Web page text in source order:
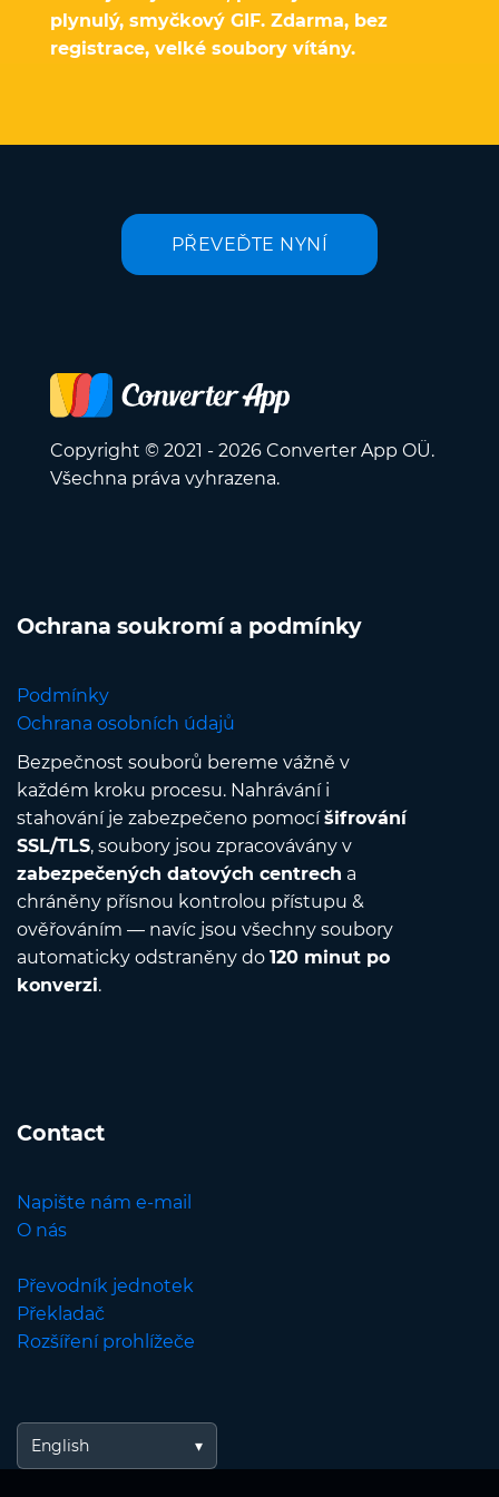
plynulý, smyčkový GIF. Zdarma, bez
registrace, velké soubory vítány.
PŘEVEĎTE NYNÍ
Copyright © 2021 - 2026 Converter App OÜ.
Všechna práva vyhrazena.
Ochrana soukromí a podmínky
Podmínky
Ochrana osobních údajů
Bezpečnost souborů bereme vážně v
každém kroku procesu. Nahrávání i
stahování je zabezpečeno pomocíšifrování
SSL/TLS, soubory jsou zpracovávány v
zabezpečených datových centrech a
chráněny přísnou kontrolou přístupu &
ověřováním — navíc jsou všechny soubory
automaticky odstraněny do 120 minut po
konverzi.
Contact
Napište nám e-mail
O nás
Převodník jednotek
Překladač
Rozšíření prohlížeče
English